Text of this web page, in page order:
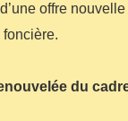
offre
du